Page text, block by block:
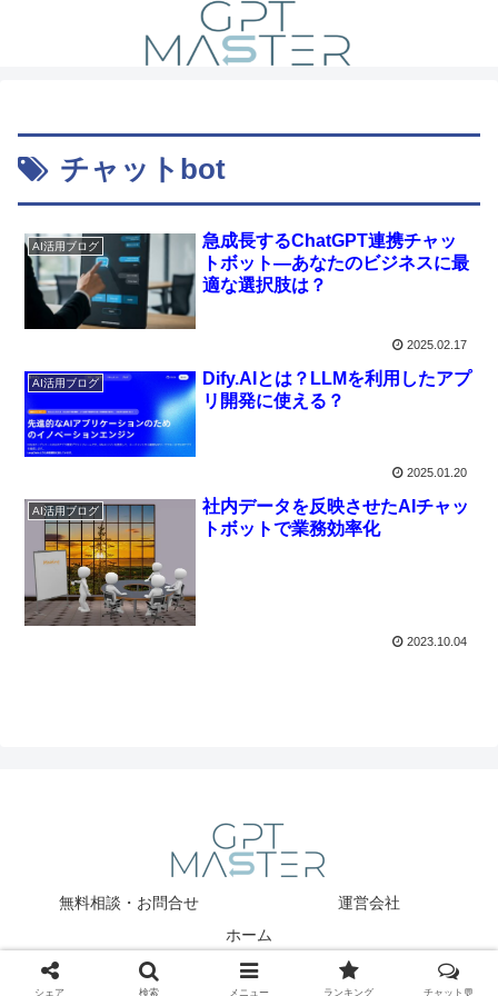
チャットbot
AI活用ブログ
急成長するChatGPT連携チャッ
トボット—あなたのビジネスに最
適な選択肢は？
2025.02.17
AI活用ブログ
Dify.AIとは？LLMを利用したアプ
リ開発に使える？
2025.01.20
AI活用ブログ
社内データを反映させたAIチャッ
トボットで業務効率化
2023.10.04
無料相談・お問合せ
運営会社
ホーム
Copyright © 2025 GPT Master All Rights Reserved.
シェア 検索 メニュー ランキング チャット💬